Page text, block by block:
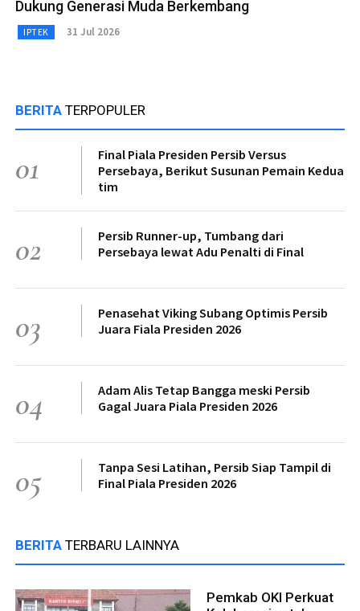
Dukung Generasi Muda Berkembang
IPTEK 31 Jul 2026
BERITA TERPOPULER
01
Final Piala Presiden Persib Versus
Persebaya, Berikut Susunan Pemain Kedua
tim
02
Persib Runner-up, Tumbang dari
Persebaya lewat Adu Penalti di Final
03
Penasehat Viking Subang Optimis Persib
Juara Fiala Presiden 2026
04
Adam Alis Tetap Bangga meski Persib
Gagal Juara Piala Presiden 2026
05
Tanpa Sesi Latihan, Persib Siap Tampil di
Final Piala Presiden 2026
BERITA TERBARU LAINNYA
Pemkab OKI Perkuat